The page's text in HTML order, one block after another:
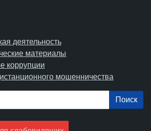
деятельность
материалы
коррупции
мошенничества